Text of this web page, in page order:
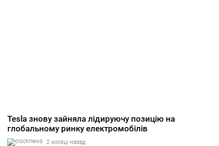
Tesla знову зайняла лідируючу позицію на
глобальному ринку електромобілів
2 місяці назад